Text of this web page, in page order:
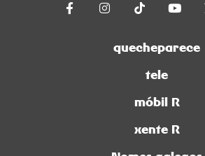
quecheparece
tele
móbil R
xente R